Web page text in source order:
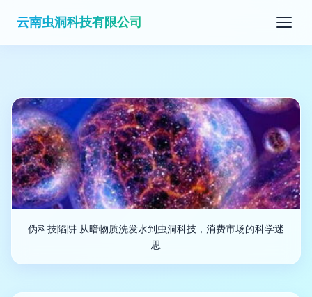
云南虫洞科技有限公司
伪科技陷阱 从暗物质洗发水到虫洞科技，消费市场的科学迷
思